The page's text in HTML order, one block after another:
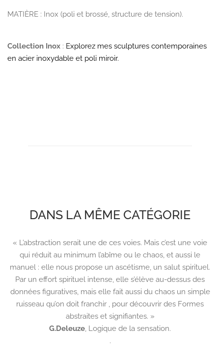
MATIÈRE : Inox (poli et brossé, structure de tension).
Collection Inox : Explorez mes sculptures contemporaines
en acier inoxydable et poli miroir.
DANS LA MÊME CATÉGORIE
« L’abstraction serait une de ces voies. Mais c’est une voie
qui réduit au minimum l’abîme ou le chaos, et aussi le
manuel : elle nous propose un ascétisme, un salut spirituel.
Par un effort spirituel intense, elle s’élève au-dessus des
données figuratives, mais elle fait aussi du chaos un simple
ruisseau qu’on doit franchir , pour découvrir des Formes
abstraites et signifiantes. »
G.Deleuze, Logique de la sensation.
.